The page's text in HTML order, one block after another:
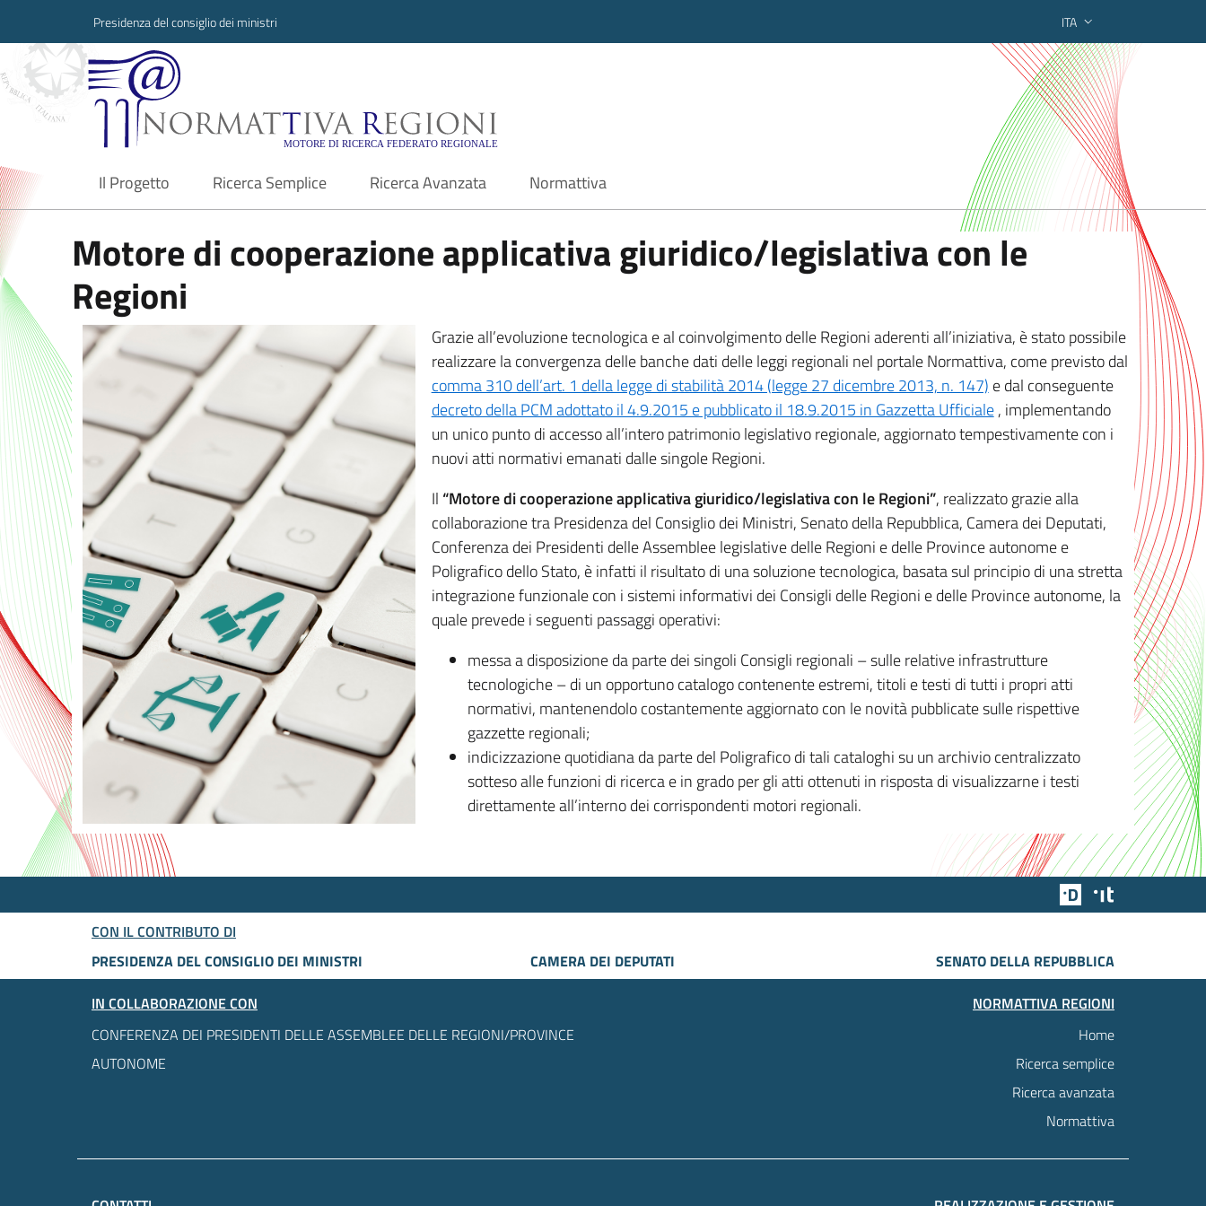
Presidenza del consiglio dei ministri ITA
Normattiva Regioni - Motore di ricerca federato regionale
Il Progetto
current Ricerca Semplice Ricerca Avanzata Normattiva
Motore di cooperazione applicativa giuridico/legislativa con le
Regioni
Grazie all’evoluzione tecnologica e al coinvolgimento delle Regioni aderenti all’iniziativa, è stato possibile
realizzare la convergenza delle banche dati delle leggi regionali nel portale Normattiva, come previsto dal
comma 310 dell’art. 1 della legge di stabilità 2014 (legge 27 dicembre 2013, n. 147) e dal conseguente
decreto della PCM adottato il 4.9.2015 e pubblicato il 18.9.2015 in Gazzetta Ufficiale, implementando
un unico punto di accesso all’intero patrimonio legislativo regionale, aggiornato tempestivamente con i
nuovi atti normativi emanati dalle singole Regioni.
Il “Motore di cooperazione applicativa giuridico/legislativa con le Regioni”, realizzato grazie alla
collaborazione tra Presidenza del Consiglio dei Ministri, Senato della Repubblica, Camera dei Deputati,
Conferenza dei Presidenti delle Assemblee legislative delle Regioni e delle Province autonome e
Poligrafico dello Stato, è infatti il risultato di una soluzione tecnologica, basata sul principio di una stretta
integrazione funzionale con i sistemi informativi dei Consigli delle Regioni e delle Province autonome, la
quale prevede i seguenti passaggi operativi:
messa a disposizione da parte dei singoli Consigli regionali – sulle relative infrastrutture
tecnologiche – di un opportuno catalogo contenente estremi, titoli e testi di tutti i propri atti
normativi, mantenendolo costantemente aggiornato con le novità pubblicate sulle rispettive
gazzette regionali;
indicizzazione quotidiana da parte del Poligrafico di tali cataloghi su un archivio centralizzato
sotteso alle funzioni di ricerca e in grado per gli atti ottenuti in risposta di visualizzarne i testi
direttamente all’interno dei corrispondenti motori regionali.
Team Digitale
CON IL CONTRIBUTO DI
PRESIDENZA DEL CONSIGLIO DEI MINISTRI
CAMERA DEI DEPUTATI
SENATO DELLA REPUBBLICA
IN COLLABORAZIONE CON
CONFERENZA DEI PRESIDENTI DELLE ASSEMBLEE DELLE REGIONI/PROVINCE
AUTONOME
NORMATTIVA REGIONI
Home
Ricerca semplice
Ricerca avanzata
Normattiva